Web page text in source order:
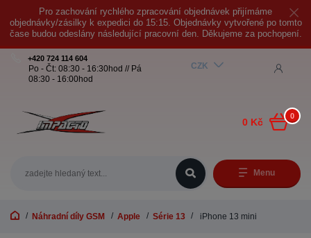
Pro zachování rychlého zpracování objednávek přijímáme
objednávky/zásilky k expedici do 15:15. Objednávky vytvořené po tomto
čase budou odeslány následující pracovní den. Děkujeme za pochopení.
Menu
CZK
+420 724 114 604
Po - Čt: 08:30 - 16:30hod // Pá
08:30 - 16:00hod
0
0 Kč
Náhradní díly GSM Apple Série 13 iPhone 13 mini